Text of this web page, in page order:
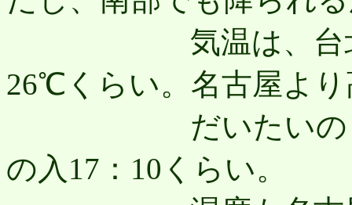
気温は、台北で
26℃くらい。名古屋よ
だいたいの日照
の入17：10くらい。